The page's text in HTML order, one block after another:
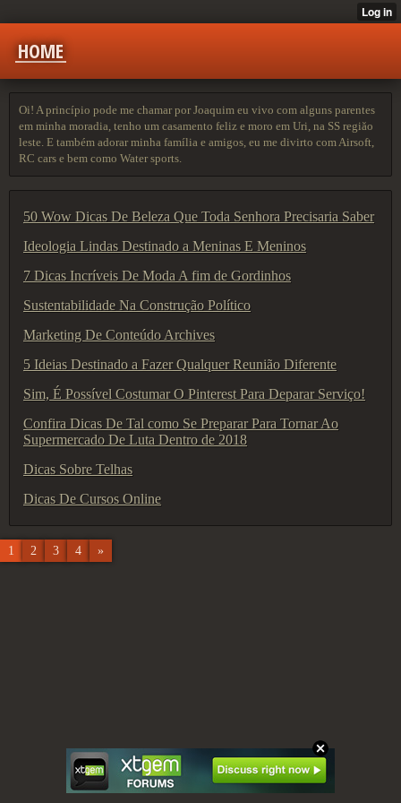
HOME
Oi! A princípio pode me chamar por Joaquim eu vivo com alguns parentes
em minha moradia, tenho um casamento feliz e moro em Uri, na SS regiăo
leste. E também adorar minha família e amigos, eu me divirto com Airsoft,
RC cars e bem como Water sports.
50 Wow Dicas De Beleza Que Toda Senhora Precisaria Saber
Ideologia Lindas Destinado a Meninas E Meninos
7 Dicas Incríveis De Moda A fim de Gordinhos
Sustentabilidade Na Construção Político
Marketing De Conteúdo Archives
5 Ideias Destinado a Fazer Qualquer Reunião Diferente
Sim, É Possível Costumar O Pinterest Para Deparar Serviço!
Confira Dicas De Tal como Se Preparar Para Tornar Ao
Supermercado De Luta Dentro de 2018
Dicas Sobre Telhas
Dicas De Cursos Online
1 2 3 4 »